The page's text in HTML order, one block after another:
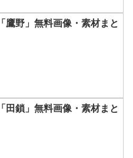
鷹野」無料画像・素材まと
田鎖」無料画像・素材まと